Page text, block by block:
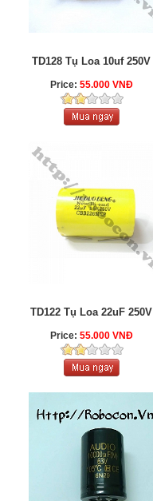
TD128 Tụ Loa 10uf 250V
Price: 55.000 VNĐ
TD122 Tụ Loa 22uF 250V
Price: 55.000 VNĐ